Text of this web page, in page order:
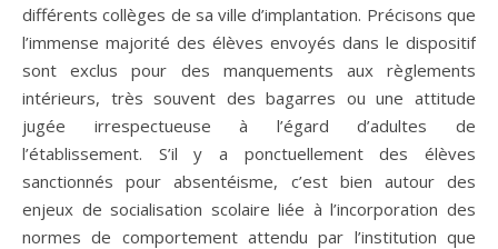
différents collèges de sa ville d’implantation. Précisons que
l’immense majorité des élèves envoyés dans le dispositif
sont exclus pour des manquements aux règlements
intérieurs, très souvent des bagarres ou une attitude
jugée irrespectueuse à l’égard d’adultes de
l’établissement. S’il y a ponctuellement des élèves
sanctionnés pour absentéisme, c’est bien autour des
enjeux de socialisation scolaire liée à l’incorporation des
normes de comportement attendu par l’institution que